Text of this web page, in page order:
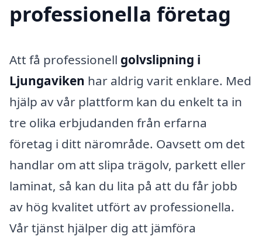
professionella företag
Att få professionell golvslipning i
Ljungaviken har aldrig varit enklare. Med
hjälp av vår plattform kan du enkelt ta in
tre olika erbjudanden från erfarna
företag i ditt närområde. Oavsett om det
handlar om att slipa trägolv, parkett eller
laminat, så kan du lita på att du får jobb
av hög kvalitet utfört av professionella.
Vår tjänst hjälper dig att jämföra